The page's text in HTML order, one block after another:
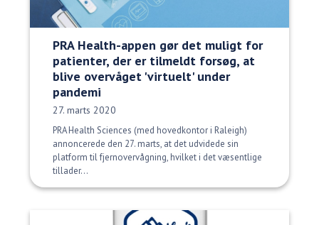
PRA Health-appen gør det muligt for
patienter, der er tilmeldt forsøg, at
blive overvåget 'virtuelt' under
pandemi
Udgivelsesdato:
27. marts 2020
PRA Health Sciences (med hovedkontor i Raleigh)
annoncerede den 27. marts, at det udvidede sin
platform til fjernovervågning, hvilket i det væsentlige
tillader...